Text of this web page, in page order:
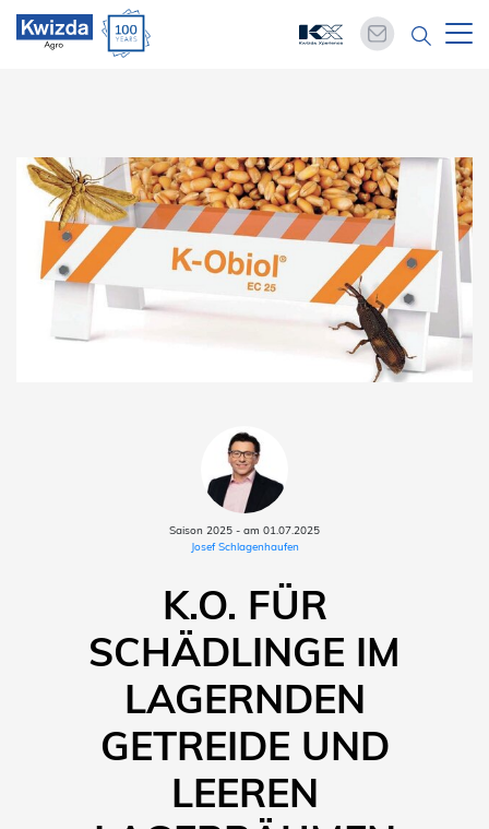
Saison 2025 - am 01.07.2025
Josef Schlagenhaufen
K.O. FÜR
SCHÄDLINGE IM
LAGERNDEN
GETREIDE UND
LEEREN